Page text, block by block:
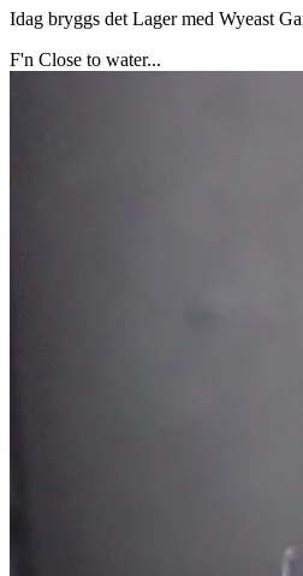
Idag bryggs det Lager med Wyeast
F'n Close to water...